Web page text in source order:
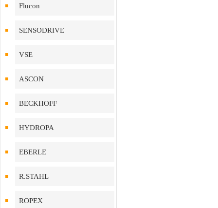
Flucon
SENSODRIVE
VSE
ASCON
BECKHOFF
HYDROPA
EBERLE
R.STAHL
ROPEX